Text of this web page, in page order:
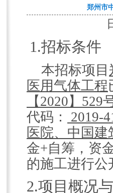
郑州市
1.招标条件
本招标项目
医用气体工程
【 2020】529
代码 ：
2019-
医院、中国
金+自筹，资
的施工进行公
2.项目概况